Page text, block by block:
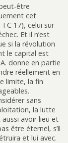
être
cet
17), celui sur
Et il n’est
si la révolution
le capital est
donne en partie
réellement en
limite, la fin
sans
la lutte
avoir lieu et
être éternel, s’il
et lui avec.